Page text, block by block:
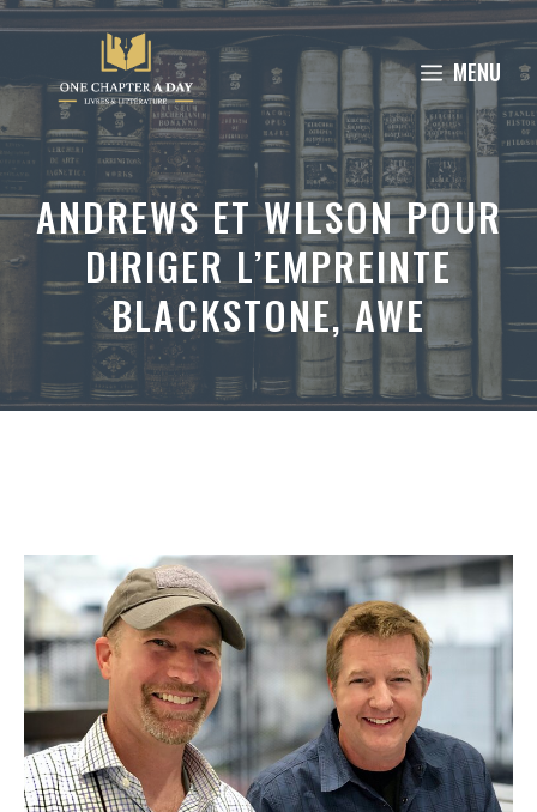
Aller
contenu
MENU
ANDREWS ET WILSON POUR
DIRIGER L’EMPREINTE
BLACKSTONE, AWE